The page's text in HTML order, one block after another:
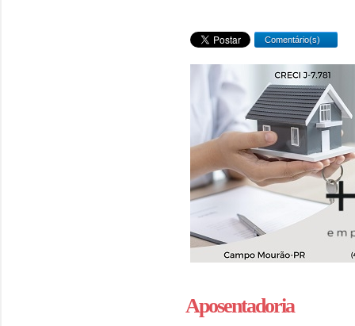
Comentário(s)
Aposentadoria